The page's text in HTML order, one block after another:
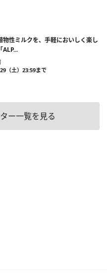
物性ミルクを、手軽においしく楽し
ALP...
（土）23:59まで
ー一覧を見る